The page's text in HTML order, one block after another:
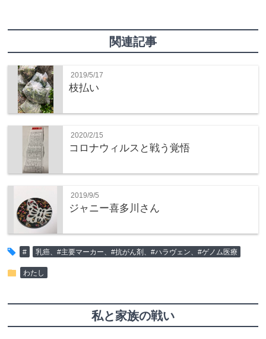
関連記事
2019/5/17
枝払い
2020/2/15
コロナウィルスと戦う覚悟
2019/9/5
ジャニー喜多川さん
tag # 乳癌、#主要マーカー、#抗がん剤、#ハラヴェン、#ゲノム医療
folder わたし
私と家族の戦い